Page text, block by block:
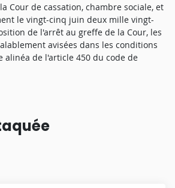
Cour de cassation, chambre sociale, et
le vingt-cinq juin deux mille vingt-
de l'arrêt au greffe de la Cour, les
avisées dans les conditions
alinéa de l'article 450 du code de